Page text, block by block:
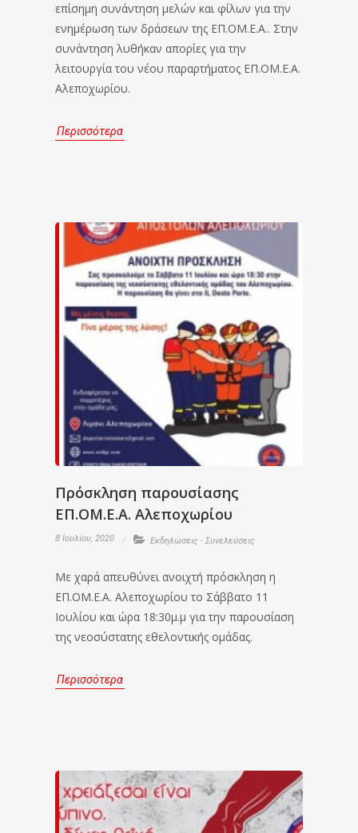
επίσημη συνάντηση μελών και φίλων για την
ενημέρωση των δράσεων της ΕΠ.ΟΜ.Ε.Α.. Στην
συνάντηση λυθήκαν απορίες για την
λειτουργία του νέου παραρτήματος ΕΠ.ΟΜ.Ε.Α.
Αλεποχωρίου.
Περισσότερα
Πρόσκληση παρουσίασης
ΕΠ.ΟΜ.Ε.Α. Αλεποχωρίου
8 Ιουλίου, 2020 Εκδηλώσεις - Συνελεύσεις
Με χαρά απευθύνει ανοιχτή πρόσκληση η
ΕΠ.ΟΜ.Ε.Α. Αλεποχωρίου το Σάββατο 11
Ιουλίου και ώρα 18:30μ.μ για την παρουσίαση
της νεοσύστατης εθελοντικής ομάδας.
Περισσότερα